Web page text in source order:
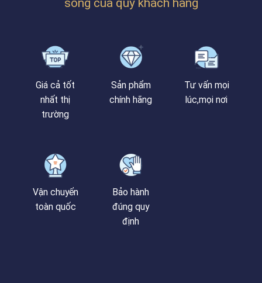
sống của quý khách hàng
Giá cả tốt
nhất thị
trường
Sản phẩm
chính hãng
Tư vấn mọi
lúc,mọi nơi
Vận chuyển
toàn quốc
Bảo hành
đúng quy
định